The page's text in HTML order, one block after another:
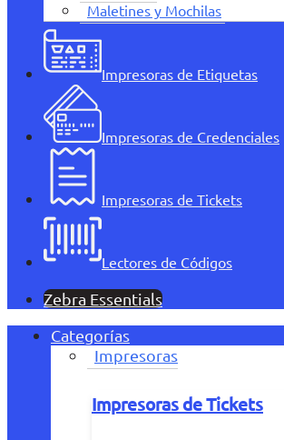
Maletines y Mochilas
Impresoras de Etiquetas
Impresoras de Credenciales
Impresoras de Tickets
Lectores de Códigos
Zebra Essentials
Categorías
Impresoras
Impresoras de Tickets